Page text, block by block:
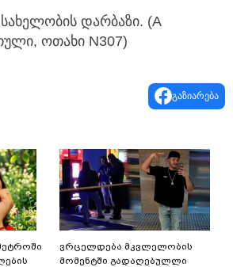
დარბაზი. (A
ოთახი N307)
გაზიარება
ვრცელდება მკვლელობის
მომენტში გადაღებულლი